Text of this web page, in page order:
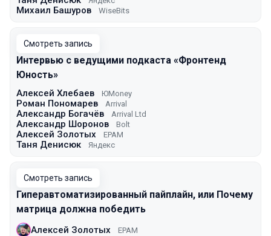
Михаил Башуров WiseBits
Смотреть запись
Интервью с ведущими подкаста «Фронтенд
Юность»
Алексей Хлебаев ЮMoney
Роман Пономарев Arrival
Александр Богачёв Arrival Ltd
Александр Шоронов Bolt
Алексей Золотых EPAM
Таня Денисюк Яндекс
Смотреть запись
Гиперавтоматизированный пайплайн, или Почему
матрица должна победить
Алексей Золотых EPAM